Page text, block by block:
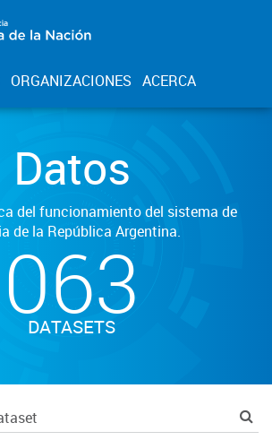
ORGANIZACIONES ACERCA
Datos
del funcionamiento del sistema de
de la República Argentina.
063
DATASETS